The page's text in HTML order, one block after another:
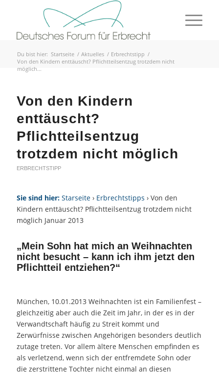
Du bist hier: Startseite / Aktuelles / Erbrechtstipp /
Von den Kindern enttäuscht? Pflichtteilsentzug trotzdem nicht
möglich...
Von den Kindern
enttäuscht?
Pflichtteilsentzug
trotzdem nicht möglich
ERBRECHTSTIPP
Sie sind hier: Starseite› Erbrechtstipps › Von den
Kindern enttäuscht? Pflichtteilsentzug trotzdem nicht
möglich Januar 2013
„Mein Sohn hat mich an Weihnachten
nicht besucht – kann ich ihm jetzt den
Pflichtteil entziehen?“
München, 10.01.2013 Weihnachten ist ein Familienfest –
gleichzeitig aber auch die Zeit im Jahr, in der es in der
Verwandtschaft häufig zu Streit kommt und
Zerwürfnisse zwischen Angehörigen besonders deutlich
zutage treten. Vor allem ältere Menschen empfinden es
als verletzend, wenn sich der entfremdete Sohn oder
die zerstrittene Tochter nicht einmal an diesen